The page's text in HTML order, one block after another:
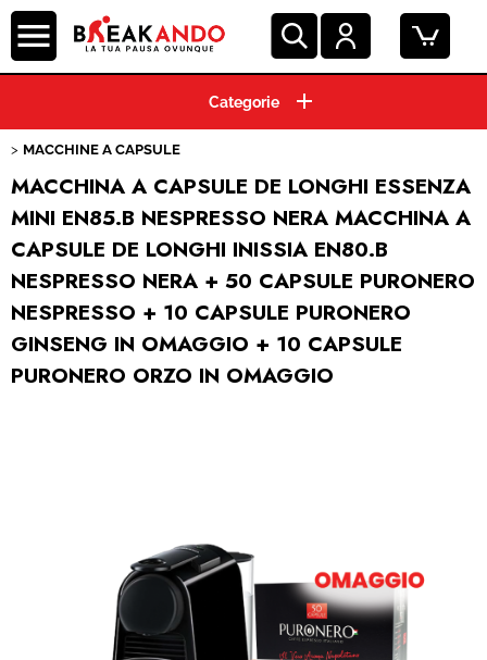
HOME
CAPSULE CAFFE'
GRANI E MACINATO
BEVANDE E SOLUBILI
RICAMBI
SNACK & BIBITE
MACCHINE A CAPSULE
MACCHINA A CAPSULE DE LONGHI ESSENZA
MINI EN85.B NESPRESSO NERA MACCHINA A
CAPSULE DE LONGHI INISSIA EN80.B
NESPRESSO NERA + 50 CAPSULE PURONERO
NESPRESSO + 10 CAPSULE PURONERO
GINSENG IN OMAGGIO + 10 CAPSULE
PURONERO ORZO IN OMAGGIO